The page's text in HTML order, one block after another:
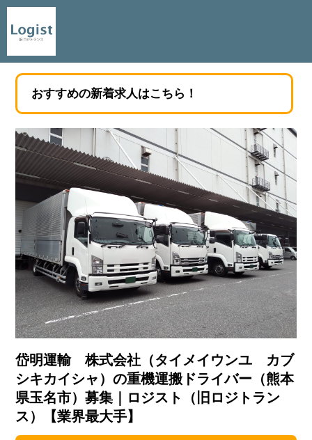
おすすめの新着求人はこちら！
岱明運輸 株式会社（タイメイウンユ カブ
シキカイシャ）の重機運搬ドライバー（熊本
県玉名市）募集｜ロジスト（旧ロジトラン
ス）【業界最大手】